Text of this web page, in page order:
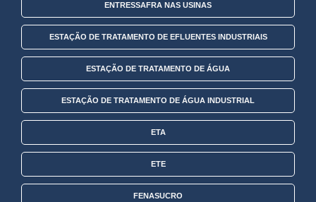
ENTRESSAFRA NAS USINAS
ESTAÇÃO DE TRATAMENTO DE EFLUENTES INDUSTRIAIS
ESTAÇÃO DE TRATAMENTO DE ÁGUA
ESTAÇÃO DE TRATAMENTO DE ÁGUA INDUSTRIAL
ETA
ETE
FENASUCRO